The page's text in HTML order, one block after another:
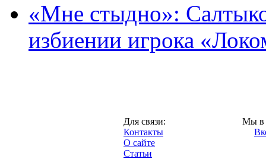
«Мне стыдно»:
избиении игрока
Для связи:
Контакты
О сайте
Статьи
Мы в